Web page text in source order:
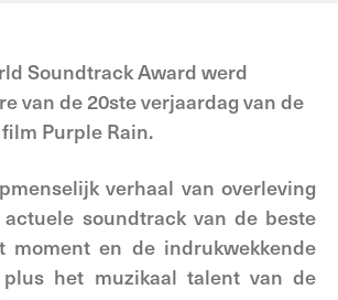
Soundtrack Award werd
van de 20ste verjaardag van de
Purple Rain.
verhaal van overleving
soundtrack van de beste
moment en de indrukwekkende
plus het muzikaal talent van de